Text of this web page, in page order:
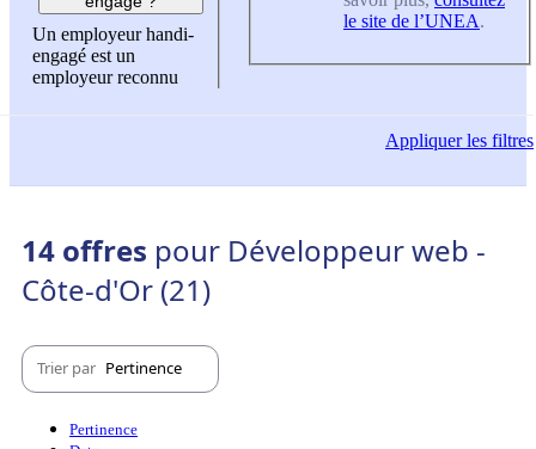
Un employeur handi-
engagé est un
employeur reconnu
le site de l’UNEA.
Appliquerles filtres
14 offres pour Développeur web -
Côte-d'Or (21)
Trier par Pertinence
Pertinence